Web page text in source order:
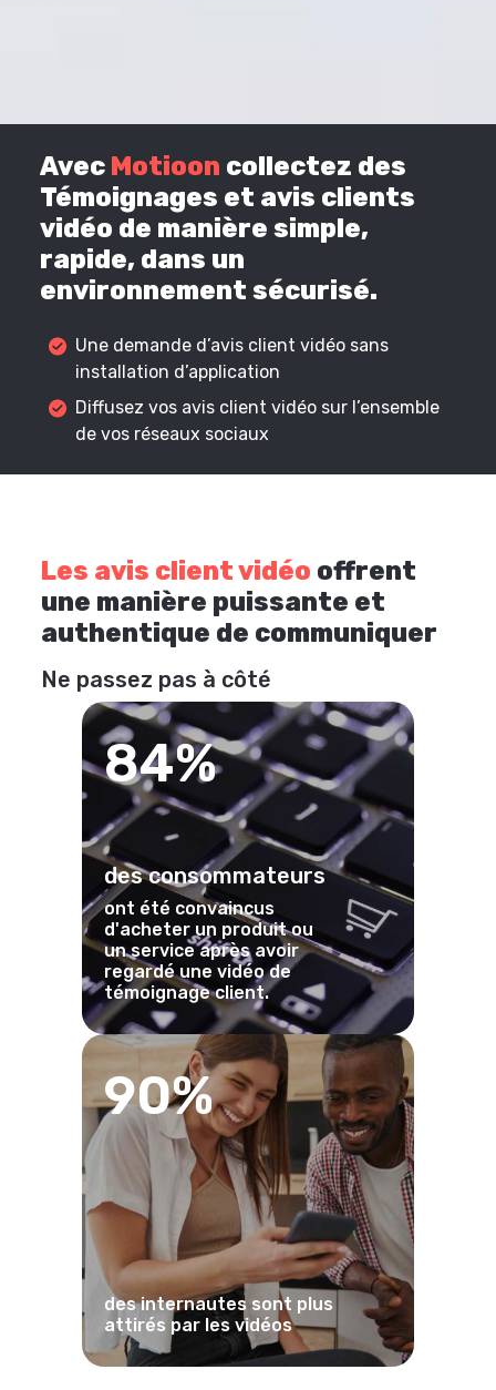
Avec Motioon collectez des
Témoignages et avis clients
vidéo de manière simple,
rapide, dans un
environnement sécurisé.
Une demande d’avis client vidéo sans
installation d’application
Diffusez vos avis client vidéo sur l’ensemble
de vos réseaux sociaux
Les avis client vidéo offrent
une manière puissante et
authentique de communiquer
Ne passez pas à côté
84%
des consommateurs
ont été convaincus
d'acheter un produit ou
un service après avoir
regardé une vidéo de
témoignage client.
90%
des internautes sont plus
attirés par les vidéos